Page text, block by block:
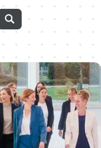
Besuchen
Ausstellen
Karriere Event-Kalender